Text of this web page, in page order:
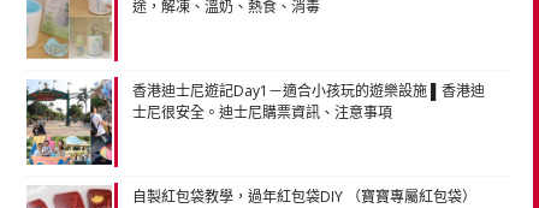
途，解凍、溫奶、熱食、消毒
香港迪士尼遊記Day1－適合小孩玩的遊樂設施 ▌香港迪
士尼很安全。迪士尼購票資訊、注意事項
自製紅包袋教學，過年紅包袋DIY （寶寶專屬紅包袋）